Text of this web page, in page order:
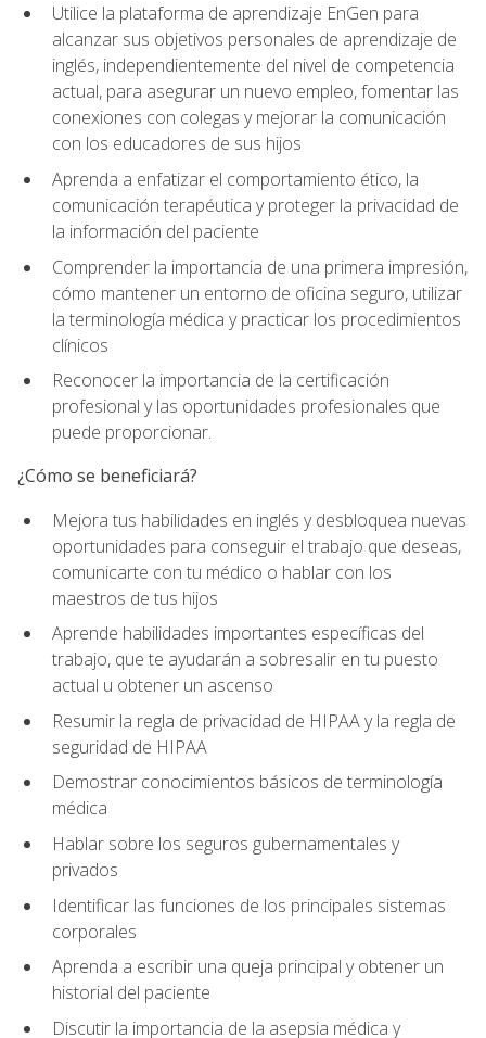
Utilice la plataforma de aprendizaje EnGen para
alcanzar sus objetivos personales de aprendizaje de
inglés, independientemente del nivel de competencia
actual, para asegurar un nuevo empleo, fomentar las
conexiones con colegas y mejorar la comunicación
con los educadores de sus hijos
Aprenda a enfatizar el comportamiento ético, la
comunicación terapéutica y proteger la privacidad de
la información del paciente
Comprender la importancia de una primera impresión,
cómo mantener un entorno de oficina seguro, utilizar
la terminología médica y practicar los procedimientos
clínicos
Reconocer la importancia de la certificación
profesional y las oportunidades profesionales que
puede proporcionar.
¿Cómo se beneficiará?
Mejora tus habilidades en inglés y desbloquea nuevas
oportunidades para conseguir el trabajo que deseas,
comunicarte con tu médico o hablar con los
maestros de tus hijos
Aprende habilidades importantes específicas del
trabajo, que te ayudarán a sobresalir en tu puesto
actual u obtener un ascenso
Resumir la regla de privacidad de HIPAA y la regla de
seguridad de HIPAA
Demostrar conocimientos básicos de terminología
médica
Hablar sobre los seguros gubernamentales y
privados
Identificar las funciones de los principales sistemas
corporales
Aprenda a escribir una queja principal y obtener un
historial del paciente
Discutir la importancia de la asepsia médica y